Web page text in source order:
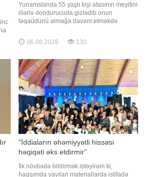
Yunanıstanda 55 yaşlı kişi atasının meyitini
illərlə dondurucuda gizlədib onun
təqaüdünü almağa davam etməkdə
xəbər verir ki, Yunanıstan polisinin
məlumatına görə, hadisə Peloponnes
Mistra kəndində qeydə alınıb
06.08.2026 130
"İddiaların əhəmiyyətli hissəsi
həqiqəti əks etdirmir"
İlk növbədə bildirmək istəyirəm ki,
haqqımda yayılan materiallarda istifadə